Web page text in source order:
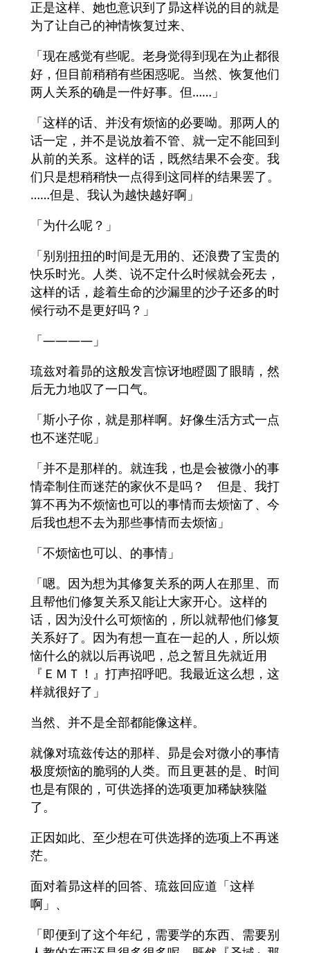
正是这样、她也意识到了昴这样说的目的就是
为了让自己的神情恢复过来、
「现在感觉有些呢。老身觉得到现在为止都很
好，但目前稍稍有些困惑呢。当然、恢复他们
两人关系的确是一件好事。但……」
「这样的话、并没有烦恼的必要呦。那两人的
话一定，并不是说放着不管、就一定不能回到
从前的关系。这样的话，既然结果不会变。我
们只是想稍稍快一点得到这同样的结果罢了。
……但是、我认为越快越好啊」
「为什么呢？」
「别别扭扭的时间是无用的、还浪费了宝贵的
快乐时光。人类、说不定什么时候就会死去，
这样的话，趁着生命的沙漏里的沙子还多的时
候行动不是更好吗？」
「――――」
琉兹对着昴的这般发言惊讶地瞪圆了眼睛，然
后无力地叹了一口气。
「斯小子你，就是那样啊。好像生活方式一点
也不迷茫呢」
「并不是那样的。就连我，也是会被微小的事
情牵制住而迷茫的家伙不是吗？ 但是、我打
算不再为不烦恼也可以的事情而去烦恼了、今
后我也想不去为那些事情而去烦恼」
「不烦恼也可以、的事情」
「嗯。因为想为其修复关系的两人在那里、而
且帮他们修复关系又能让大家开心。这样的
话，因为没什么可烦恼的，所以就帮他们修复
关系好了。因为有想一直在一起的人，所以烦
恼什么的就以后再说吧，总之暂且先就近用
『ＥＭＴ！』打声招呼吧。我最近这么想，这
样就很好了」
当然、并不是全部都能像这样。
就像对琉兹传达的那样、昴是会对微小的事情
极度烦恼的脆弱的人类。而且更甚的是、时间
也是有限的，可供选择的选项更加稀缺狭隘
了。
正因如此、至少想在可供选择的选项上不再迷
茫。
面对着昴这样的回答、琉兹回应道「这样
啊」、
「即便到了这个年纪，需要学的东西、需要别